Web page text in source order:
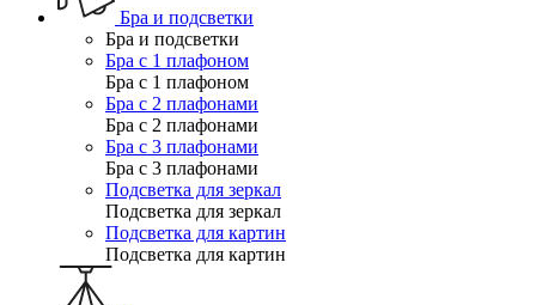
Бра и подсветки
Бра и подсветки
Бра с 1 плафоном
Бра с 1 плафоном
Бра с 2 плафонами
Бра с 2 плафонами
Бра с 3 плафонами
Бра с 3 плафонами
Подсветка для зеркал
Подсветка для зеркал
Подсветка для картин
Подсветка для картин